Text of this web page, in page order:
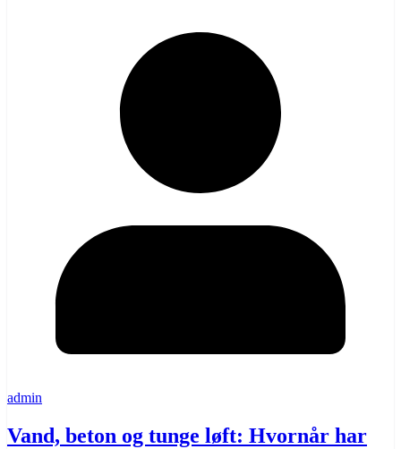
admin
Vand, beton og tunge løft: Hvornår har